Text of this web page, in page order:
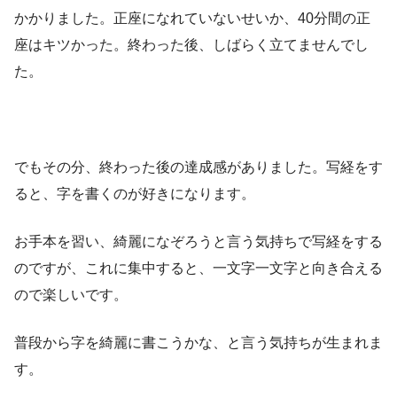
かかりました。正座になれていないせいか、40分間の正
座はキツかった。終わった後、しばらく立てませんでし
た。
でもその分、終わった後の達成感がありました。写経をす
ると、字を書くのが好きになります。
お手本を習い、綺麗になぞろうと言う気持ちで写経をする
のですが、これに集中すると、一文字一文字と向き合える
ので楽しいです。
普段から字を綺麗に書こうかな、と言う気持ちが生まれま
す。